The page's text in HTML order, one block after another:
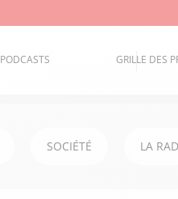
GRILLE DES
SOCIÉTÉ LA